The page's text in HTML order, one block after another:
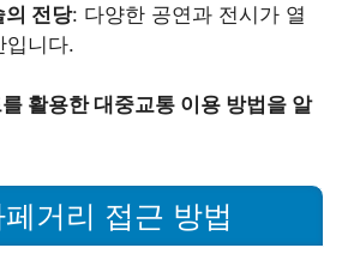
의 전당: 다양한 공연과 전시가 열
입니다.
활용한 대중교통 이용 방법을 알
거리 접근 방법